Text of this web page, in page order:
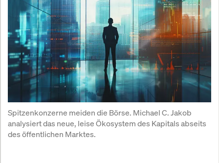
Spitzenkonzerne meiden die Börse. Michael C. Jakob
analysiert das neue, leise Ökosystem des Kapitals abseits
des öffentlichen Marktes.